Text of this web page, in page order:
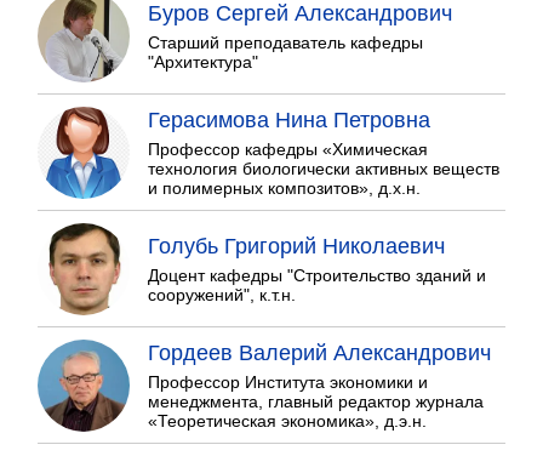
Буров Сергей Александрович
Старший преподаватель кафедры
"Архитектура"
Герасимова Нина Петровна
Профессор кафедры «Химическая
технология биологически активных веществ
и полимерных композитов», д.х.н.
Голубь Григорий Николаевич
Доцент кафедры "Строительство зданий и
сооружений", к.т.н.
Гордеев Валерий Александрович
Профессор Института экономики и
менеджмента, главный редактор журнала
«Теоретическая экономика», д.э.н.